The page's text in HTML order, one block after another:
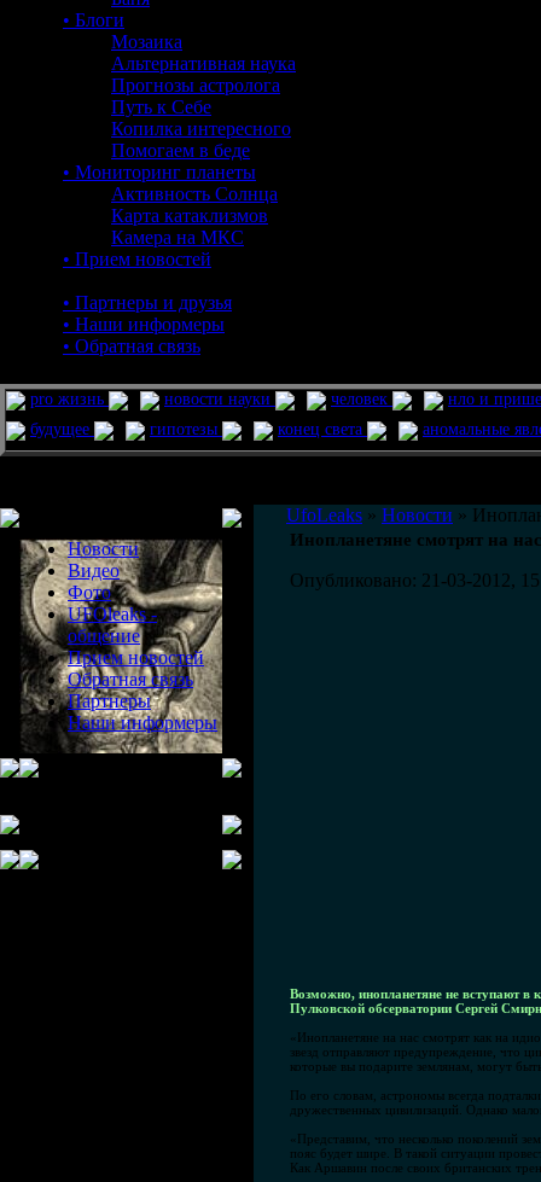
• Блоги
Мозаика
Альтернативная наука
Прогнозы астролога
Путь к Себе
Копилка интересного
Помогаем в беде
• Мониторинг планеты
Активность Солнца
Карта катаклизмов
Камера на МКС
• Прием новостей
• Партнеры и друзья
• Наши информеры
• Обратная связь
pro жизнь новости науки человек
нло и
будущее
гипотезы конец света аномальные
Новости
Видео
Фото
UFOleaks -
общение
Прием новостей
Обратная связь
Партнеры
Наши информеры
UfoLeaks » Новости »
Инопланетяне смотрят на
Опубликовано: 21-03-2012,
Возможно, инопланетяне не вступают в
Пулковской обсерватории Сергей
«Инопланетяне на нас смотрят как на
звезд отправляют предупреждение, что
которые вы подарите землянам, могут
По его словам, астрономы всегда
дружественных цивилизаций. Однако
«Представим, что несколько поколений
пояс будет шире. В такой ситуации
Как Аршавин после своих британских